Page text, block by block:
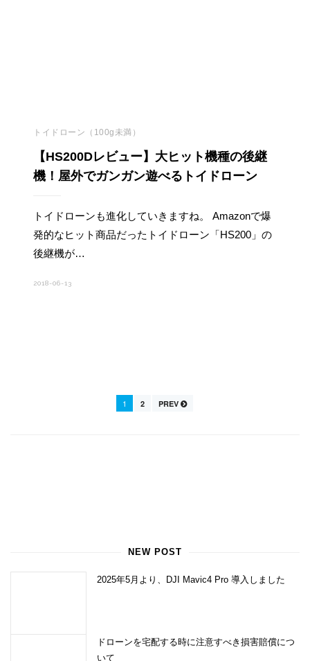
トイドローン（100g未満）
【HS200Dレビュー】大ヒット機種の後継
機！屋外でガンガン遊べるトイドローン
トイドローンも進化していきますね。 Amazonで爆
発的なヒット商品だったトイドローン「HS200」の
後継機が…
2018-06-13
1 2 PREV
NEW POST
2025年5月より、DJI Mavic4 Pro 導入しました
ドローンを宅配する時に注意すべき損害賠償につ
いて